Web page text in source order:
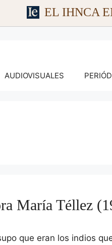
EL IHNCA
AUDIOVISUALES
María Téllez
que eran los indios